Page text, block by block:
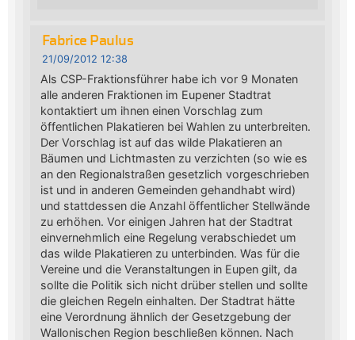
Fabrice Paulus
21/09/2012 12:38
Als CSP-Fraktionsführer habe ich vor 9 Monaten
alle anderen Fraktionen im Eupener Stadtrat
kontaktiert um ihnen einen Vorschlag zum
öffentlichen Plakatieren bei Wahlen zu unterbreiten.
Der Vorschlag ist auf das wilde Plakatieren an
Bäumen und Lichtmasten zu verzichten (so wie es
an den Regionalstraßen gesetzlich vorgeschrieben
ist und in anderen Gemeinden gehandhabt wird)
und stattdessen die Anzahl öffentlicher Stellwände
zu erhöhen. Vor einigen Jahren hat der Stadtrat
einvernehmlich eine Regelung verabschiedet um
das wilde Plakatieren zu unterbinden. Was für die
Vereine und die Veranstaltungen in Eupen gilt, da
sollte die Politik sich nicht drüber stellen und sollte
die gleichen Regeln einhalten. Der Stadtrat hätte
eine Verordnung ähnlich der Gesetzgebung der
Wallonischen Region beschließen können. Nach